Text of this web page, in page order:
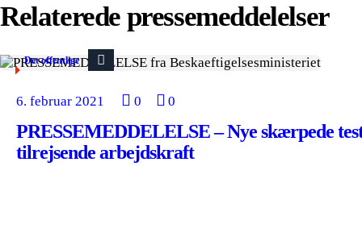
Relaterede pressemeddelelser
Det offentlige
6. februar 2021 0 0
PRESSEMEDDELELSE – Nye skærpede
tilrejsende arbejdskraft